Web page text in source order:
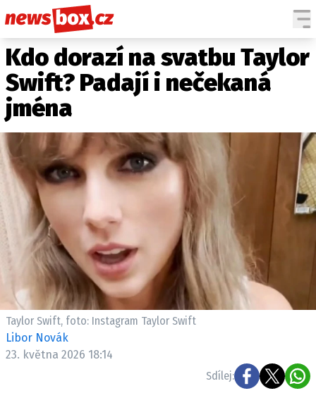
DOMÁCÍ
ZAHRANIČÍ
POČASÍ
KRIMI
EKONOMIKA
KULTURA
SPOLEČNOST
SPORT
ČESKÉ CELEBRITY
SVĚTOVÉ CELEBRITY
SLEDUJTE NÁS NA
Máte příběh, fotku nebo video?
Pošlete e-mail na newsbox.cz
Kdo dorazí na svatbu Taylor
Swift? Padají i nečekaná
jména
Taylor Swift, foto: Instagram Taylor Swift
Libor Novák
23. května 2026 18:14
Sdílej: